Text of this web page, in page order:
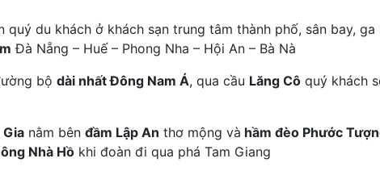
quý du khách ở khách sạn trung tâm thành phố, sân bay,
Đà Nẵng – Huế – Phong Nha – Hội An – Bà Nà
bộ dài nhất Đông Nam Á, qua cầu Lăng Cô quý khách
Gia nằm bên đầm Lập An thơ mộng và hầm đèo Phước
Nhà Hồ khi đoàn đi qua phá Tam Giang